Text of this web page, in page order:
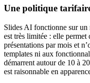
Une politique
Slides AI fonctionne sur
est très limitée : elle permet
présentations par mois et
templates ni aux
démarrent autour de 10 à
est raisonnable en